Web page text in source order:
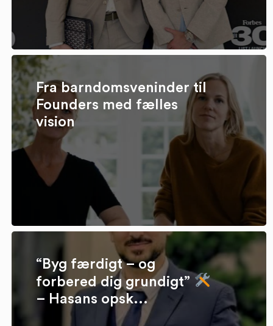
Fra barndomsveninder til
Founders med fælles
vision
“Byg færdigt – og
forbered dig grundigt”
– Hasans opsk...